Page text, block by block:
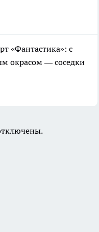
«Фантастика»: с
окрасом — соседки